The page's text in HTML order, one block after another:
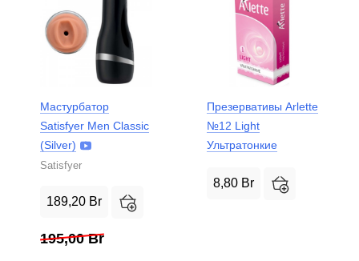
Мастурбатор
Satisfyer Men Classic
(Silver)
Satisfyer
189,20 Br
195,00Br
Презервативы Arlette
№12 Light
Ультратонкие
8,80 Br